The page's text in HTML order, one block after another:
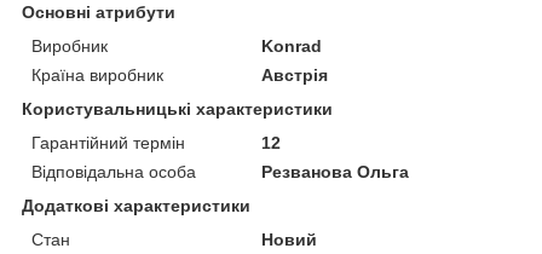
Основні атрибути
Виробник
Konrad
Країна виробник
Австрія
Користувальницькі характеристики
Гарантійний термін
12
Відповідальна особа
Резванова Ольга
Додаткові характеристики
Стан
Новий